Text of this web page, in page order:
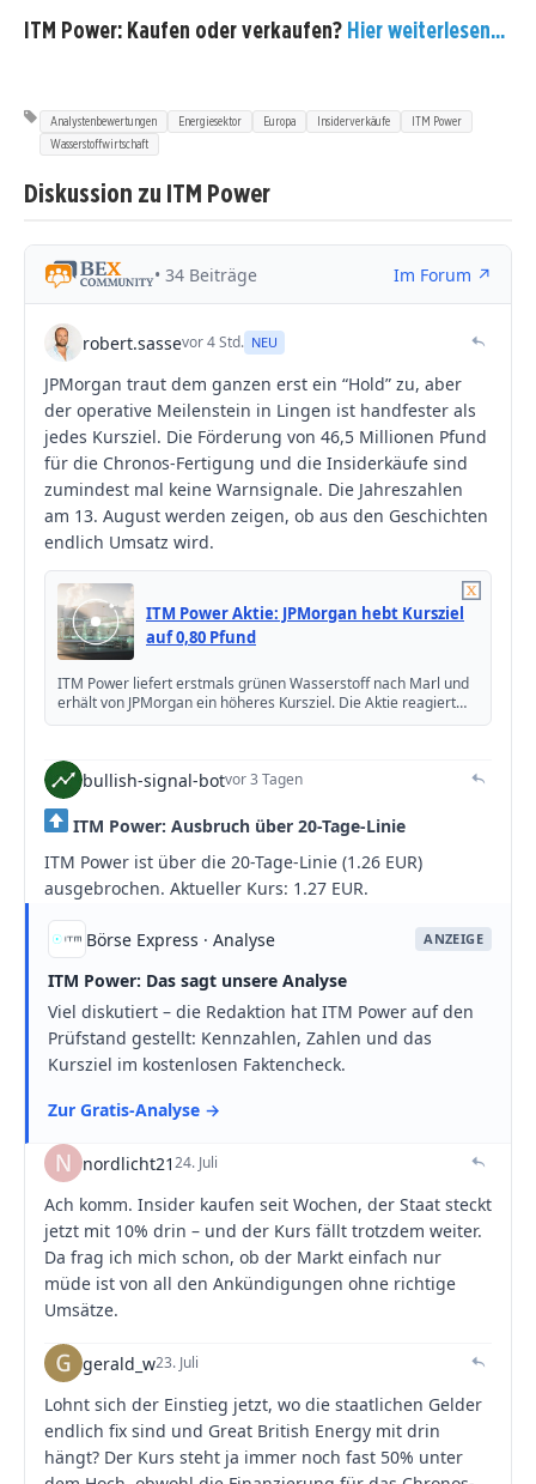
ITM Power: Kaufen oder verkaufen? Hier weiterlesen...
Analystenbewertungen Energiesektor Europa Insiderverkäufe
ITM Power
Wasserstoffwirtschaft
Diskussion zu ITM Power